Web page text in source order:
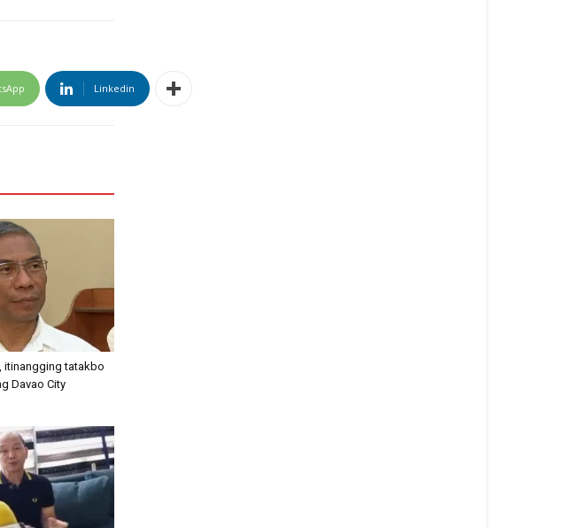
Linkedin
itinangging tatakbo
Davao City